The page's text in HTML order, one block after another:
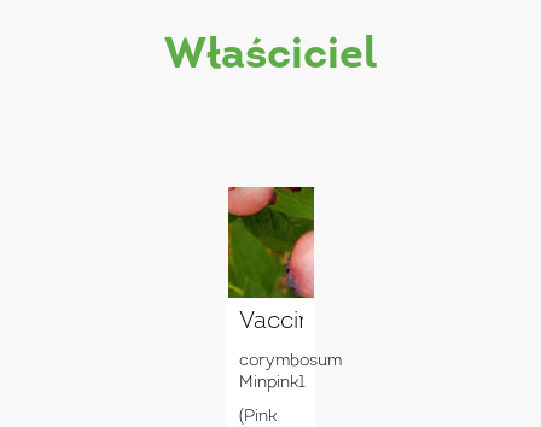
właściciel
Vaccinium
corymbosum
Minpink1
(Pink